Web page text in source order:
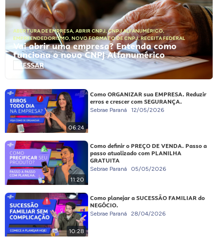
ABERTURA DE EMPRESA, ABRIR CNPJ,CNPJ ALFANUMÉRICO,
EMPREENDEDORISMO, NOVO FORMATO DE CNPJ,RECEITA FEDERAL
Vai abrir uma empresa? Entenda como
funciona o novo CNPJ Alfanumérico
ACESSAR
06:24
Como ORGANIZAR sua EMPRESA. Reduzir
erros e crescer com SEGURANÇA.
Sebrae Paraná 12/05/2026
11:20
Como definir o PREÇO DE VENDA. Passo a
passo atualizado com PLANILHA
GRATUITA
Sebrae Paraná 05/05/2026
10:28
Como planejar a SUCESSÃO FAMILIAR do
NEGÓCIO.
Sebrae Paraná 28/04/2026